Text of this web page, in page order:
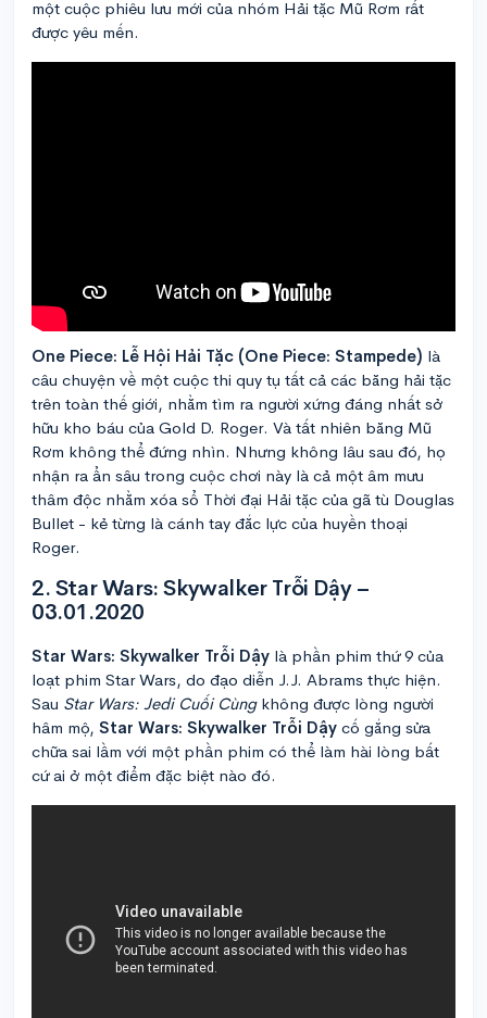
một cuộc phiêu lưu mới của nhóm Hải tặc Mũ Rơm rất
được yêu mến.
One Piece: Lễ Hội Hải Tặc (One Piece: Stampede) là
câu chuyện về một cuộc thi quy tụ tất cả các băng hải tặc
trên toàn thế giới, nhằm tìm ra người xứng đáng nhất sở
hữu kho báu của Gold D. Roger. Và tất nhiên băng Mũ
Rơm không thể đứng nhìn. Nhưng không lâu sau đó, họ
nhận ra ẩn sâu trong cuộc chơi này là cả một âm mưu
thâm độc nhằm xóa sổ Thời đại Hải tặc của gã tù Douglas
Bullet - kẻ từng là cánh tay đắc lực của huyền thoại
Roger.
2. Star Wars: Skywalker Trỗi Dậy –
03.01.2020
Star Wars: Skywalker Trỗi Dậy là phần phim thứ 9 của
loạt phim Star Wars, do đạo diễn J.J. Abrams thực hiện.
Sau Star Wars: Jedi Cuối Cùng không được lòng người
hâm mộ, Star Wars: Skywalker Trỗi Dậy cố gắng sửa
chữa sai lầm với một phần phim có thể làm hài lòng bất
cứ ai ở một điểm đặc biệt nào đó.